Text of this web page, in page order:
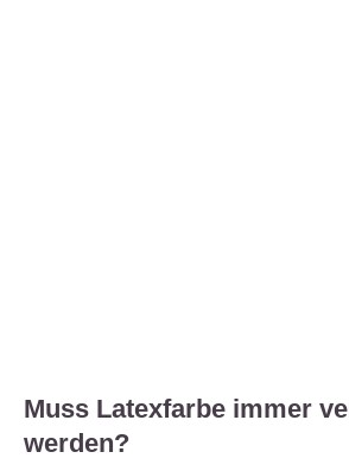
Muss Latexfarbe immer
werden?